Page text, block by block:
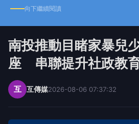
向下繼續閱讀
南投推動目睹家暴兒
座 串聯提升社政教
互 互傳媒2026-08-06 07:37:32